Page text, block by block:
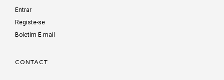
Entrar
Registe-se
Boletim E-mail
CONTACT